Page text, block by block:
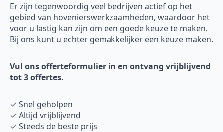
Er zijn tegenwoordig veel bedrijven actief op het
gebied van hovenierswerkzaamheden, waardoor het
voor u lastig kan zijn om een goede keuze te maken.
Bij ons kunt u echter gemakkelijker een keuze maken.
Vul ons offerteformulier in en ontvang vrijblijvend
tot 3 offertes.
✓ Snel geholpen
✓ Altijd vrijblijvend
✓ Steeds de beste prijs